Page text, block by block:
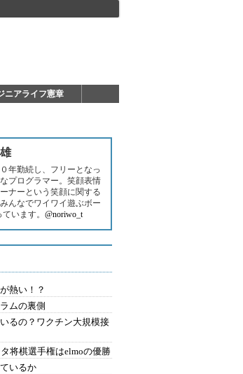
ニアライフ憲章
年勤続し、フリーとなっ
プログラマー。笑顔表情
ナーという笑顔に関する
んなでワイワイ遊ぶボー
います。 @noriwo_t
熱い！？
ムの裏側
るの？ワクチン大規模接
将棋選手権はelmoの優勝
いるか